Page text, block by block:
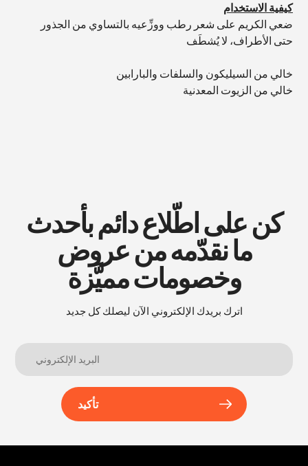
كيفية الاستخدام
ضعي الكريم على شعر رطب ووزِّعيه بالتساوي من الجذور
حتى الأطراف، لا يُشطَف
خالي من السيليكون والسلفات والبارابين
خالي من الزيوت المعدنية
كن على اطّلاع دائم بأحدث
ما نقدّمه من عروض
وخصومات مميَّزة
اترك بريدك الإلكتروني الآن ليصلك كل جديد
تأكيد